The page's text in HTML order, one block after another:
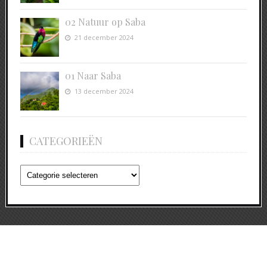
02 Natuur op Saba
21 december 2024
01 Naar Saba
13 december 2024
CATEGORIEËN
Categorieën